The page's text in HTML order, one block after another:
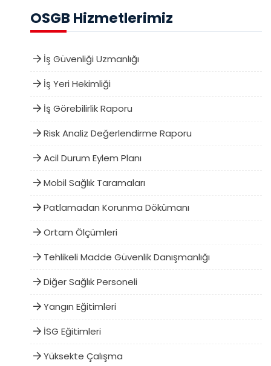
OSGB Hizmetlerimiz
İş Güvenliği Uzmanlığı
İş Yeri Hekimliği
İş Görebilirlik Raporu
Risk Analiz Değerlendirme Raporu
Acil Durum Eylem Planı
Mobil Sağlık Taramaları
Patlamadan Korunma Dökümanı
Ortam Ölçümleri
Tehlikeli Madde Güvenlik Danışmanlığı
Diğer Sağlık Personeli
Yangın Eğitimleri
İSG Eğitimleri
Yüksekte Çalışma